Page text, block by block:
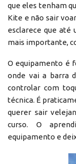
que eles tenham
Kite e não sair
esclarece que até
mais importante,
O equipamento é
onde vai a barra
controlar com
técnica. É
querer sair
curso. O
equipamento e